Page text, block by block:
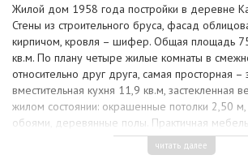
Жилой дом 1958 года постройки в деревне
Стены из строительного бруса, фасад
кирпичом, кровля – шифер. Общая площадь
кв.м. По плану четыре жилые комнаты в
относительно друг друга, самая просторная –
вместительная кухня 11,9 кв.м, застекленная
жилом состоянии: окрашенные потолки 2,50
обоями, деревянные полы. Практичная мебель
учетом параметров помещений.читать далее